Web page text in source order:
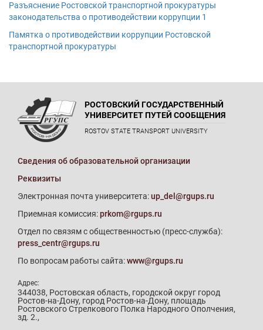
Разъяснение Ростовской транспортной прокуратуры
законодательства о противодействии коррупции 1
Памятка о противодействии коррупции Ростовской
транспортной прокуратуры
РОСТОВСКИЙ ГОСУДАРСТВЕННЫЙ
УНИВЕРСИТЕТ ПУТЕЙ СООБЩЕНИЯ
ROSTOV STATE TRANSPORT UNIVERSITY
Сведения об образовательной организации
Реквизиты
Электронная почта университета:up_del@rgups.ru
Приемная комиссия:prkom@rgups.ru
Отдел по связям с общественностью (пресс-служба):
press_centr@rgups.ru
По вопросам работы сайта:www@rgups.ru
Адрес:
344038, Ростовская область, городской округ город
Ростов-на-Дону, город Ростов-на-Дону, площадь
Ростовского Стрелкового Полка Народного Ополчения,
зд. 2.,